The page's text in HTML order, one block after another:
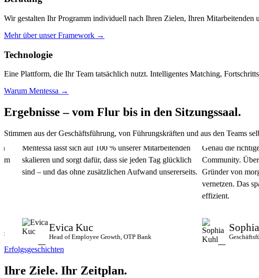
Wir gestalten Ihr Programm individuell nach Ihren Zielen, Ihren
Mehr über unser Framework →
Technologie
Eine Plattform, die Ihr Team tatsächlich nutzt. Intelligentes Matching,
Warum Mentessa →
Ergebnisse – vom Flur bis in den Sitzungssaal.
Stimmen aus der Geschäftsführung, von Führungskräften und aus den Teams
Mentessa lässt sich auf 100 % unserer Mitarbeitenden
skalieren und sorgt dafür, dass sie jeden Tag glücklich
sind – und das ohne zusätzlichen Aufwand unsererseits.
Evica Kuc
Head of Employee Growth, OTP Bank
Genau die richtige
Community. Über die
Gründer von morgen
vernetzen. Das spart
effizient.
Sophia Kuhl
Erfolgsgeschichten
Ihre Ziele. Ihr Zeitplan.